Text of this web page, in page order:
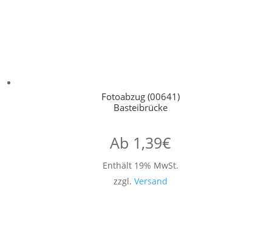
Fotoabzug (00641)
Basteibrücke
Ab 1,39€
Enthält 19% MwSt.
zzgl. Versand